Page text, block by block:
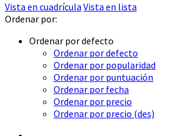
Vista en cuadrícula Vista en lista
Ordenar por:
Ordenar por defecto
Ordenar por defecto
Ordenar por popularidad
Ordenar por puntuación
Ordenar por fecha
Ordenar por precio
Ordenar por precio (des)